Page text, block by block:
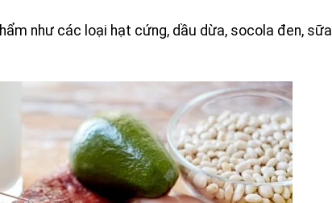
như các loại hạt cứng, dầu dừa, socola đen, sữa